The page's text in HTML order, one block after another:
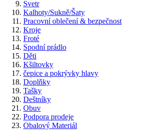
Svetr
Kalhoty/Sukně/Šaty
Pracovní oblečení & bezpečnost
Kroje
Froté
Spodní prádlo
Děti
Kšiltovky
čepice a pokrývky hlavy
Doplňky
Tašky
Deštníky
Obuv
Podpora prodeje
Obalový Materiál